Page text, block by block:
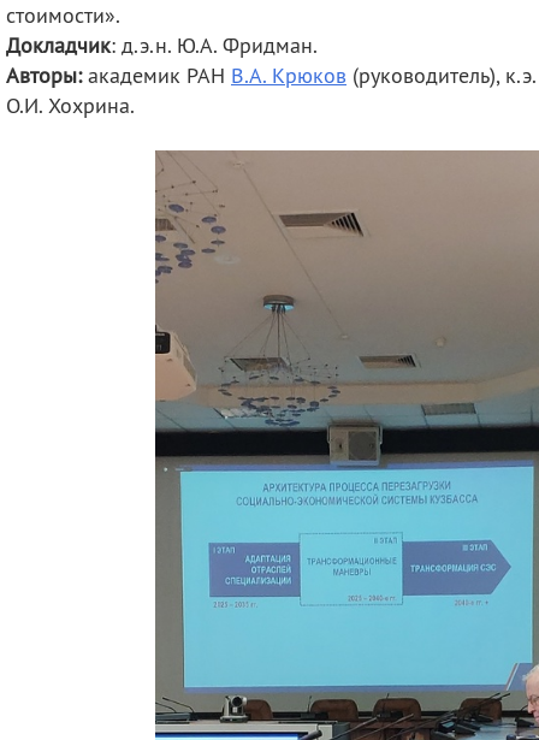
стоимости».
Докладчик: д.э.н. Ю.А. Фридман.
Авторы:академик РАН В.А. Крюков (руководитель),
О.И. Хохрина.